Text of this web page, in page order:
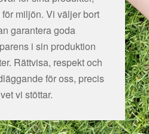
miljön. Vi väljer bort
garantera goda
i sin produktion
Rättvisa, respekt och
för oss, precis
vi stöttar.